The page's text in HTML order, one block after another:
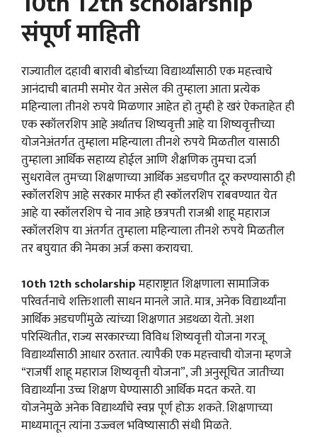
संपूर्ण माहिती
राज्यातील दहावी बारावी बोर्डाच्या विद्यार्थ्यांसाठी एक महत्त्वाचे
आनंदाची बातमी समोर येत असेल की तुम्हाला आता प्रत्येक
महिन्याला तीनशे रुपये मिळणार आहेत हो तुम्ही हे खरं ऐकताहेत ही
एक स्कॉलरशिप आहे अर्थातच शिष्यवृत्ती आहे या शिष्यवृत्तीच्या
योजनेअंतर्गत तुम्हाला महिन्याला तीनशे रुपये मिळतील यासाठी
तुम्हाला आर्थिक सहाय्य होईल आणि शैक्षणिक तुमचा दर्जा
सुधरावेल तुमच्या शिक्षणाच्या आर्थिक अडचणीत दूर करण्यासाठी ही
स्कॉलरशिप आहे सरकार मार्फत ही स्कॉलरशिप राबवण्यात येत
आहे या स्कॉलरशिप चे नाव आहे छत्रपती राजश्री शाहू महाराज
स्कॉलरशिप या अंतर्गत तुम्हाला महिन्याला तीनशे रुपये मिळतील
तर बघुयात की नेमका अर्ज कसा करायचा.
10th 12th scholarshipमहाराष्ट्रात शिक्षणाला सामाजिक
परिवर्तनाचे शक्तिशाली साधन मानले जाते. मात्र, अनेक विद्यार्थ्यांना
आर्थिक अडचणींमुळे त्यांच्या शिक्षणात अडथळा येतो. अशा
परिस्थितीत, राज्य सरकारच्या विविध शिष्यवृत्ती योजना गरजू
विद्यार्थ्यांसाठी आधार ठरतात. त्यापैकी एक महत्त्वाची योजना म्हणजे
“राजर्षी शाहू महाराज शिष्यवृत्ती योजना”, जी अनुसूचित जातीच्या
विद्यार्थ्यांना उच्च शिक्षण घेण्यासाठी आर्थिक मदत करते. या
योजनेमुळे अनेक विद्यार्थ्यांचे स्वप्न पूर्ण होऊ शकते. शिक्षणाच्या
माध्यमातून त्यांना उज्ज्वल भविष्यासाठी संधी मिळते.